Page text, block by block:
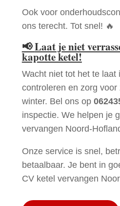
Ook voor
ons terecht. Tot snel! 🔥
📢Laat je niet
kapotte ketel!
Wacht niet tot het te laat
controleren en zorg
winter. Bel ons op
inspectie. We helpen je
vervangen Noord-
Onze service is snel,
betaalbaar. Je bent in
CV ketel vervangen